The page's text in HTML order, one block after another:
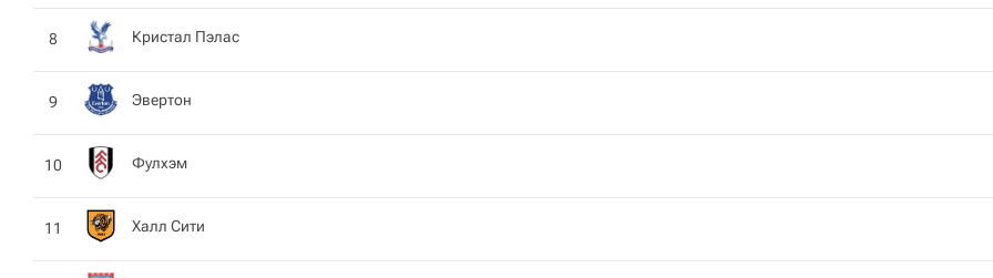
8 Кристал Пэлас
9 Эвертон
10 Фулхэм
11 Халл Сити